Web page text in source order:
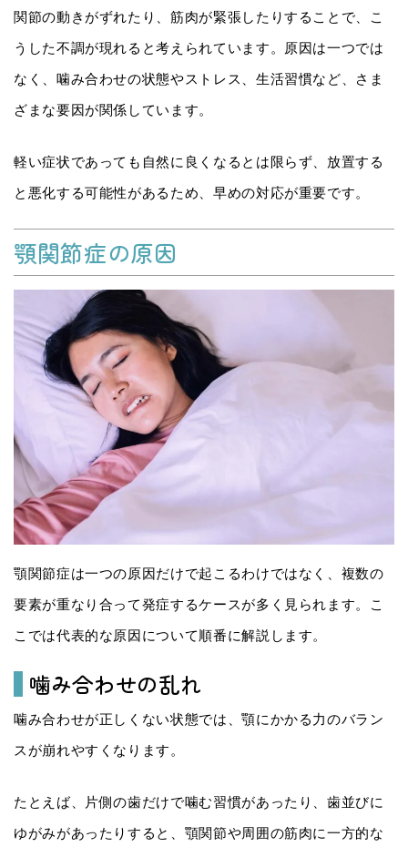
関節の動きがずれたり、筋肉が緊張したりすることで、こ
うした不調が現れると考えられています。原因は一つでは
なく、噛み合わせの状態やストレス、生活習慣など、さま
ざまな要因が関係しています。
軽い症状であっても自然に良くなるとは限らず、放置する
と悪化する可能性があるため、早めの対応が重要です。
顎関節症の原因
顎関節症は一つの原因だけで起こるわけではなく、複数の
要素が重なり合って発症するケースが多く見られます。こ
こでは代表的な原因について順番に解説します。
噛み合わせの乱れ
噛み合わせが正しくない状態では、顎にかかる力のバラン
スが崩れやすくなります。
たとえば、片側の歯だけで噛む習慣があったり、歯並びに
ゆがみがあったりすると、顎関節や周囲の筋肉に一方的な